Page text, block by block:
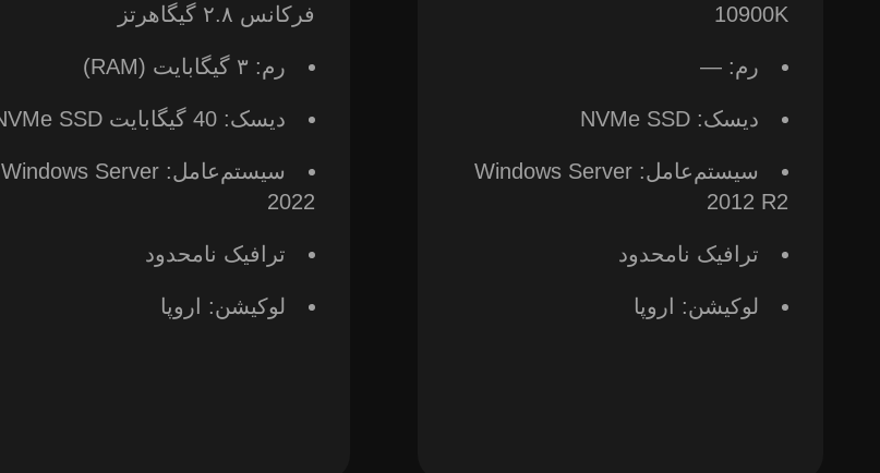
10900K
رم: —
دیسک: NVMe SSD
سیستم‌عامل: Windows Server
2012 R2
ترافیک نامحدود
لوکیشن: اروپا
فرکانس ۲.۸ گیگاهرتز
رم: ۳ گیگابایت (RAM)
دیسک: 40 گیگابایت NVMe SSD
سیستم‌عامل: Windows Server
2022
ترافیک نامحدود
لوکیشن: اروپا